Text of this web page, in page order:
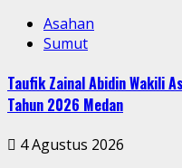
Asahan
Sumut
Taufik Zainal Abidin Wakili
Tahun 2026 Medan
4 Agustus 2026